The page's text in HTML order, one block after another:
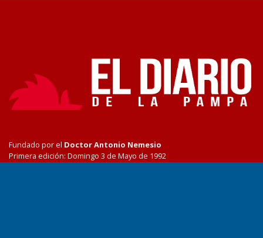
Fundado por el Doctor Antonio Nemesio
Primera edición: Domingo 3 de Mayo de 1992